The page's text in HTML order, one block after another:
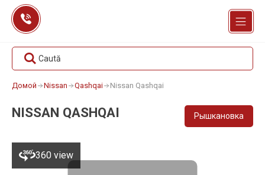
Перейти
содержанию
Caută
Домой Nissan Qashqai Nissan Qashqai
NISSAN QASHQAI Рышкановка
360 view